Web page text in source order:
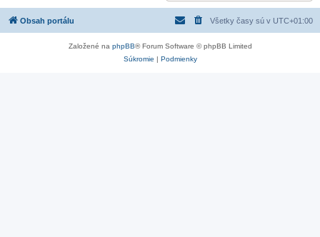
Obsah portálu Všetky časy sú v UTC+01:00
Založené na phpBB® Forum Software © phpBB Limited
Súkromie | Podmienky